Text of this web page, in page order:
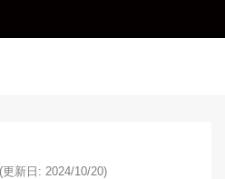
(更新日: 2024/10/20)